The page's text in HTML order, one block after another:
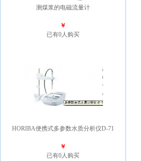
测煤浆的电磁流量计
￥
已有0人购买
HORIBA便携式多参数水质分析仪D-71
￥
已有0人购买